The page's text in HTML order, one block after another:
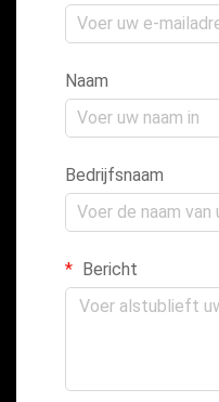
Naam
Bedrijfsnaam
Bericht